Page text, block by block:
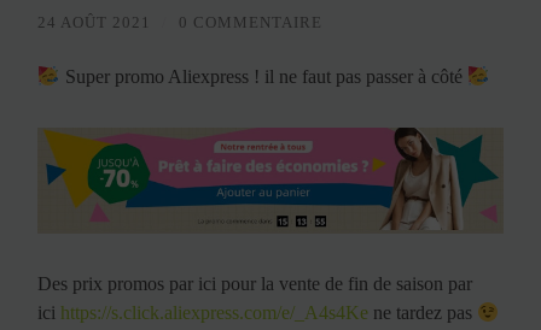
24 AOÛT 2021 0 COMMENTAIRE
Super promo Aliexpress ! il ne faut pas passer à côté
Des prix promos par ici pour la vente de fin de saison par
ici https://s.click.aliexpress.com/e/_A4s4Ke ne tardez pas